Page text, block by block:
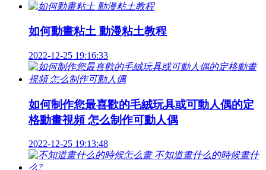
如何動畫粘土 動漫粘土教程
2022-12-25 19:16:33
如何制作您最喜歡的毛絨玩具或可動人偶的定
格動畫視頻 怎么制作可動人偶
2022-12-25 19:13:48